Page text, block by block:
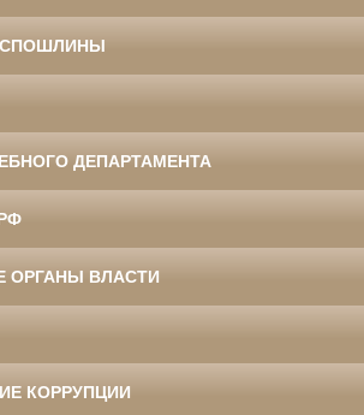
ДЕПАРТАМЕНТА
ОРГАНЫ ВЛАСТИ
КОРРУПЦИИ